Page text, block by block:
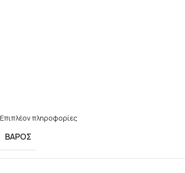
Επιπλέον πληροφορίες
ΒΆΡΟΣ